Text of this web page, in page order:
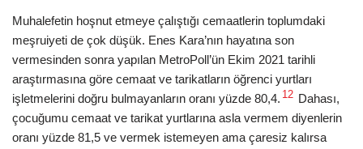
Muhalefetin hoşnut etmeye çalıştığı cemaatlerin toplumdaki
meşruiyeti de çok düşük. Enes Kara’nın hayatına son
vermesinden sonra yapılan MetroPoll’ün Ekim 2021 tarihli
araştırmasına göre cemaat ve tarikatların öğrenci yurtları
işletmelerini doğru bulmayanların oranı yüzde 80,4. 12 Dahası,
çocuğumu cemaat ve tarikat yurtlarına asla vermem diyenlerin
oranı yüzde 81,5 ve vermek istemeyen ama çaresiz kalırsa